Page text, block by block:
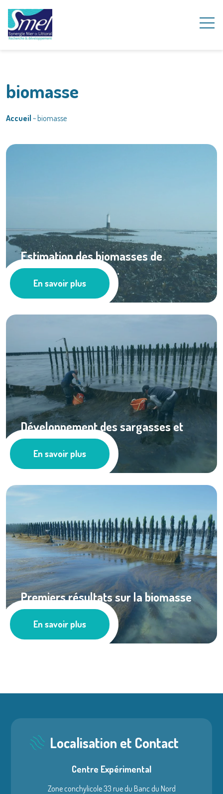
biomasse
Accueil ~ biomasse
Estimation des biomasses de
Laminaria digitata ...
Ressources documentaires
En savoir plus
Développement des sargasses et
récoltes ...
Pêche
En savoir plus
Premiers résultats sur la biomasse
des sargasses ...
Pêche
En savoir plus
Localisation et Contact
Centre Expérimental
Zone conchylicole 33 rue du Banc du Nord